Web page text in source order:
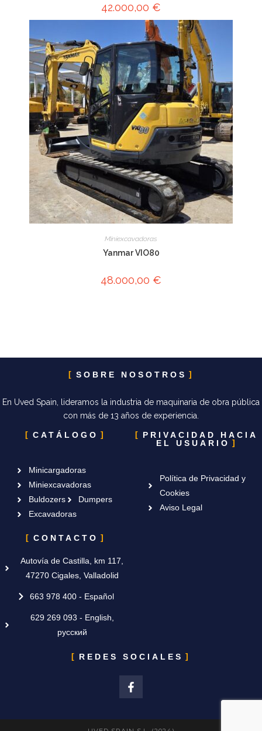
42.000,00 €
Miniexcavadoras
Yanmar VIO80
48.000,00 €
SOBRE NOSOTROS
En Uved Spain, lideramos la industria de maquinaria de obra pública
con más de 13 años de experiencia.
CATÁLOGO
Minicargadoras
Miniexcavadoras
Buldozers
Dumpers
Excavadoras
PRIVACIDAD HACIA
EL USUARIO
Política de Privacidad y
Cookies
Aviso Legal
CONTACTO
Autovía de Castilla, km 117,
47270 Cigales, Valladolid
663 978 400 - Español
629 269 093 - English,
русский
REDES SOCIALES